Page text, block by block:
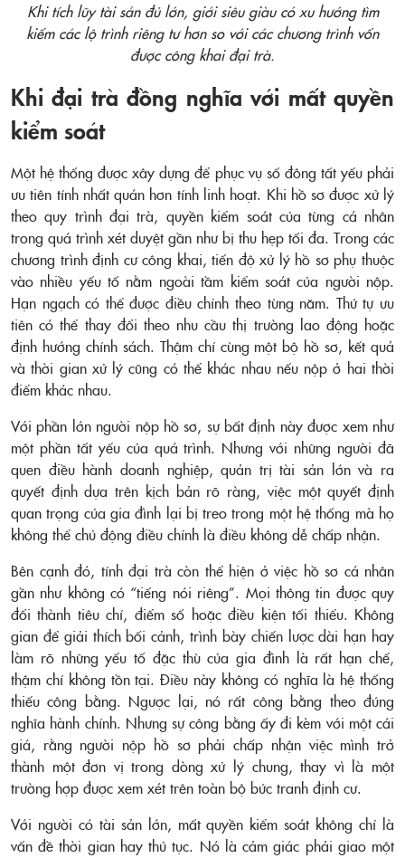
Khi tích lũy tài sản đủ lớn, giới siêu giàu có xu hướng tìm
kiếm các lộ trình riêng tư hơn so với các chương trình vốn
được công khai đại trà.
Khi đại trà đồng nghĩa với mất quyền
kiểm soát
Một hệ thống được xây dựng để phục vụ số đông tất yếu phải
ưu tiên tính nhất quán hơn tính linh hoạt. Khi hồ sơ được xử lý
theo quy trình đại trà, quyền kiểm soát của từng cá nhân
trong quá trình xét duyệt gần như bị thu hẹp tối đa. Trong các
chương trình định cư công khai, tiến độ xử lý hồ sơ phụ thuộc
vào nhiều yếu tố nằm ngoài tầm kiểm soát của người nộp.
Hạn ngạch có thể được điều chỉnh theo từng năm. Thứ tự ưu
tiên có thể thay đổi theo nhu cầu thị trường lao động hoặc
định hướng chính sách. Thậm chí cùng một bộ hồ sơ, kết quả
và thời gian xử lý cũng có thể khác nhau nếu nộp ở hai thời
điểm khác nhau.
Với phần lớn người nộp hồ sơ, sự bất định này được xem như
một phần tất yếu của quá trình. Nhưng với những người đã
quen điều hành doanh nghiệp, quản trị tài sản lớn và ra
quyết định dựa trên kịch bản rõ ràng, việc một quyết định
quan trọng của gia đình lại bị treo trong một hệ thống mà họ
không thể chủ động điều chỉnh là điều không dễ chấp nhận.
Bên cạnh đó, tính đại trà còn thể hiện ở việc hồ sơ cá nhân
gần như không có “tiếng nói riêng”. Mọi thông tin được quy
đổi thành tiêu chí, điểm số hoặc điều kiện tối thiểu. Không
gian để giải thích bối cảnh, trình bày chiến lược dài hạn hay
làm rõ những yếu tố đặc thù của gia đình là rất hạn chế,
thậm chí không tồn tại. Điều này không có nghĩa là hệ thống
thiếu công bằng. Ngược lại, nó rất công bằng theo đúng
nghĩa hành chính. Nhưng sự công bằng ấy đi kèm với một cái
giá, rằng người nộp hồ sơ phải chấp nhận việc mình trở
thành một đơn vị trong dòng xử lý chung, thay vì là một
trường hợp được xem xét trên toàn bộ bức tranh định cư.
Với người có tài sản lớn, mất quyền kiểm soát không chỉ là
vấn đề thời gian hay thủ tục. Nó là cảm giác phải giao một